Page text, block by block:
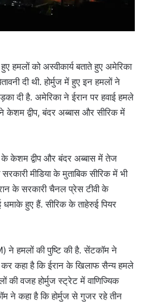
हमलों को अस्वीकार्य बताते हुए अमेरिका
दी थी. होर्मुज में हुए इन हमलों ने
दी है. अमेरिका ने ईरान पर हवाई हमले
द्वीप, बंदर अब्बास और सीरिक में
के केशम द्वीप और बंदर अब्बास में तेज
मीडिया के मुताबिक सीरिक में भी
के सरकारी चैनल प्रेस टीवी के
धमाके हुए हैं. सीरिक के ताहेरुई पियर
हमलों की पुष्टि की है. सेंटकॉम ने
कर कहा है कि ईरान के खिलाफ सैन्य हमले
वजह होर्मुज स्ट्रेट में वाणिज्यिक
ने कहा है कि होर्मुज से गुजर रहे तीन